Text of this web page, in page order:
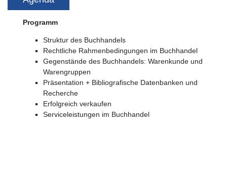
Programm
Struktur des Buchhandels
Rechtliche Rahmenbedingungen im Buchhandel
Gegenstände des Buchhandels: Warenkunde und
Warengruppen
Präsentation + Bibliografische Datenbanken und
Recherche
Erfolgreich verkaufen
Serviceleistungen im Buchhandel